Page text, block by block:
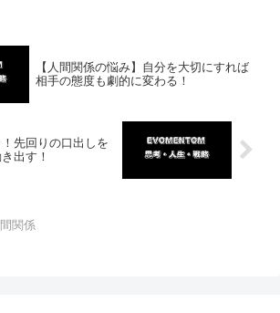
【人間関係の悩み】自分を大切にすれば
相手の態度も劇的に変わる！
先回りの口出しを
出す！
関係